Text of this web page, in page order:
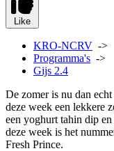
Like
KRO-NCRV ->
Programma's ->
Gijs 2.4
De zomer is nu dan
deze week een lekkere
een yoghurt tahin dip
deze week is het
Fresh Prince.